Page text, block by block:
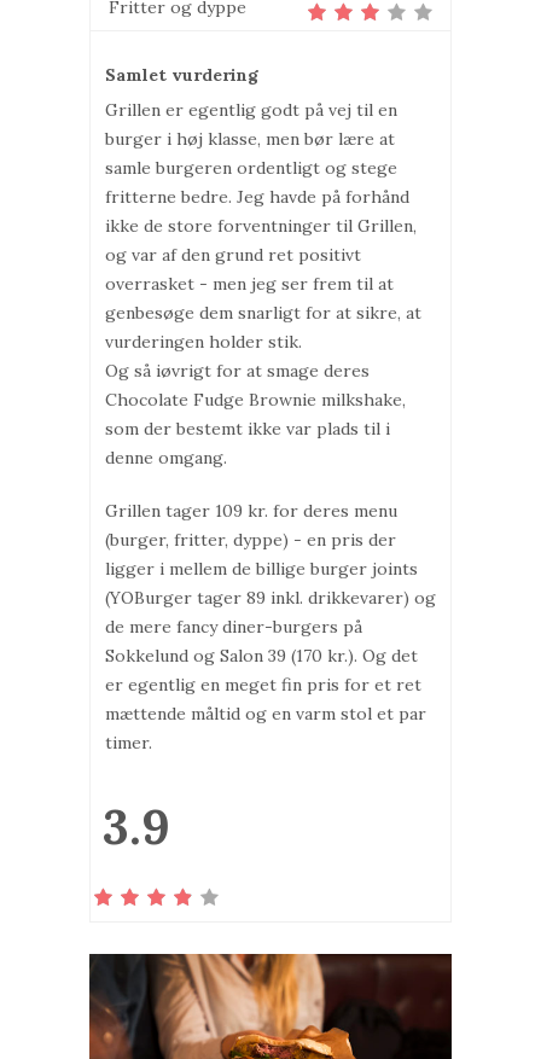
Fritter og dyppe
Samlet vurdering
Grillen er egentlig godt på vej til en
burger i høj klasse, men bør lære at
samle burgeren ordentligt og stege
fritterne bedre. Jeg havde på forhånd
ikke de store forventninger til Grillen,
og var af den grund ret positivt
overrasket - men jeg ser frem til at
genbesøge dem snarligt for at sikre, at
vurderingen holder stik.
Og så iøvrigt for at smage deres
Chocolate Fudge Brownie milkshake,
som der bestemt ikke var plads til i
denne omgang.
Grillen tager 109 kr. for deres menu
(burger, fritter, dyppe) - en pris der
ligger i mellem de billige burger joints
(YOBurger tager 89 inkl. drikkevarer) og
de mere fancy diner-burgers på
Sokkelund og Salon 39 (170 kr.). Og det
er egentlig en meget fin pris for et ret
mættende måltid og en varm stol et par
timer.
3.9